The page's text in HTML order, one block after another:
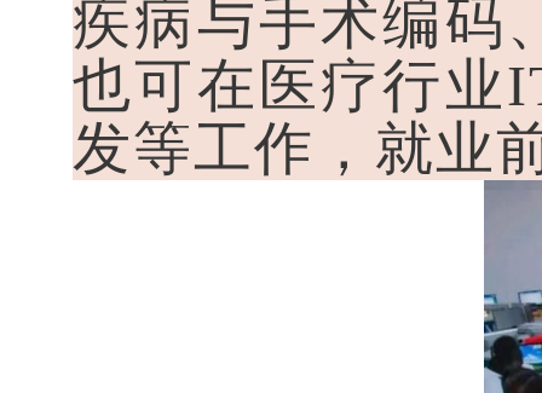
疾病与手术编码
也可在医疗行业
发等工作，就业